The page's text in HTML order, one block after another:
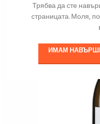
Трябва да сте
страницата. Моля,
ИМАМ